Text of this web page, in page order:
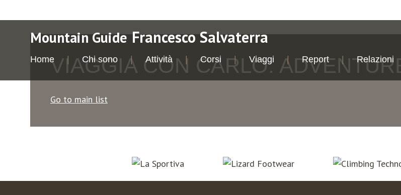
Mountain Guide Francesco Salvaterra
Home Chi sono Attività Corsi Viaggi Report Relazioni
VIAGGIA CON CARLO:
Go to main list